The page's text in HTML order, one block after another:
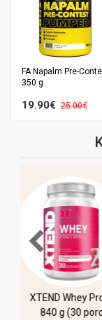
FA Napalm Pre-
350 g.
19.90€ 25.00€
Smiginio
apšvietimo